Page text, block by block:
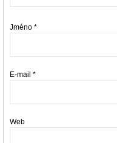
Jméno *
E-mail *
Web